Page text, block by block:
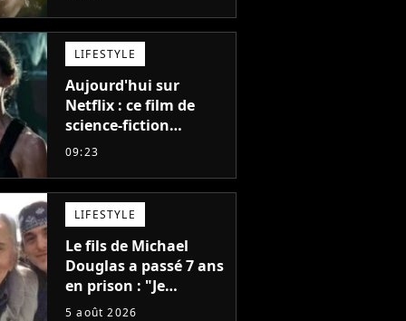
l'année"
LIFESTYLE
Aujourd'hui sur
Netflix : ce film de
science-fiction
totalement oublié est
meilleurs des années
2010
09:23
LIFESTYLE
Le fils de Michael
Douglas a passé 7 ans
en prison : "Je
distribuais des joints
5 août 2026